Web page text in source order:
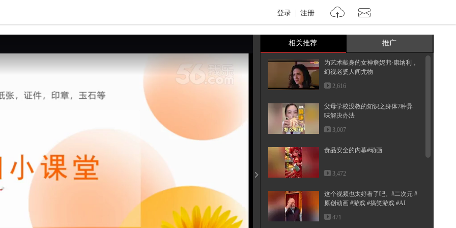
登录 注册
饱和度 100
相关推荐 推广
为艺术献身的女神詹妮弗·康纳利，
幻视老婆人间尤物
2,616
父母学校没教的知识之身体7种异
味解决办法
3,007
食品安全的内幕#动画
3,472
这个视频也太好看了吧。#二次元 #
原创动画 #游戏 #搞笑游戏 #AI
471